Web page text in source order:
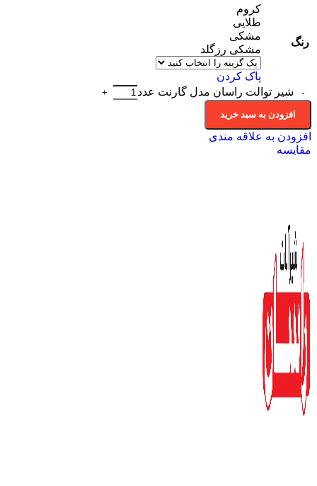
رنگ
کروم
طلایی
مشکی
مشکی رزگلد
پاک کردن
شیر توالت راسان مدل گارنت عدد
افزودن به سبد خرید
افزودن به علاقه مندی
مقایسه